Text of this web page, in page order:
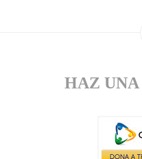
HAZ UNA